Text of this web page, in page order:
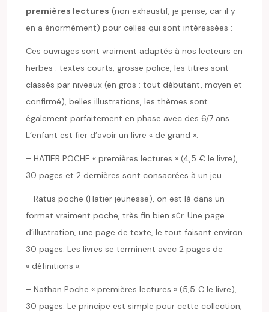
premières lectures (non exhaustif, je pense, car il y
en a énormément) pour celles qui sont intéressées :
Ces ouvrages sont vraiment adaptés à nos lecteurs en
herbes : textes courts, grosse police, les titres sont
classés par niveaux (en gros : tout débutant, moyen et
confirmé), belles illustrations, les thèmes sont
également parfaitement en phase avec des 6/7 ans.
L’enfant est fier d’avoir un livre « de grand ».
– HATIER POCHE « premières lectures » (4,5 € le livre),
30 pages et 2 dernières sont consacrées à un jeu.
– Ratus poche (Hatier jeunesse), on est là dans un
format vraiment poche, très fin bien sûr. Une page
d’illustration, une page de texte, le tout faisant environ
30 pages. Les livres se terminent avec 2 pages de
« définitions ».
– Nathan Poche « premières lectures » (5,5 € le livre),
30 pages. Le principe est simple pour cette collection,